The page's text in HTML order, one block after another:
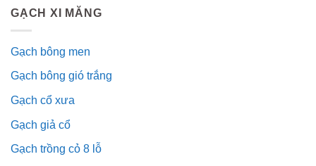
GẠCH XI MĂNG
Gạch bông men
Gạch bông gió trắng
Gạch cổ xưa
Gạch giả cổ
Gạch trồng cỏ 8 lỗ